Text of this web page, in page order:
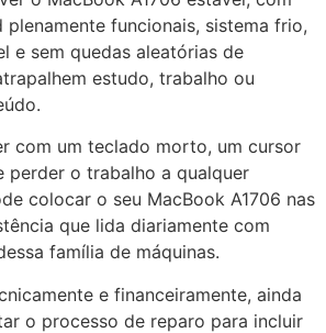
funcionais, sistema frio,
e sem quedas aleatórias de
estudo, trabalho ou
com um teclado morto, um cursor
perder o trabalho a qualquer
colocar o seu MacBook A1706 nas
que lida diariamente com
família de máquinas.
e financeiramente, ainda
o processo de reparo para incluir